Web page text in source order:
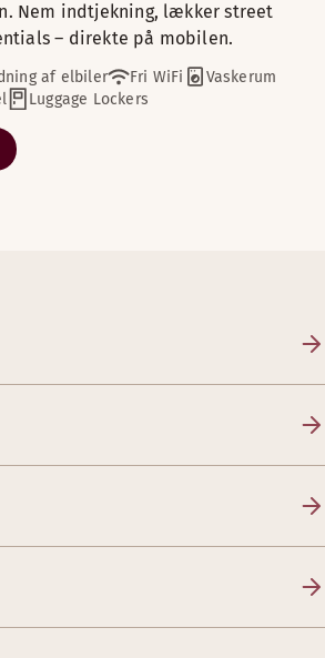
Nem indtjekning, lækker street
– direkte på mobilen.
af elbiler Fri WiFi
Vaskerum
Luggage Lockers